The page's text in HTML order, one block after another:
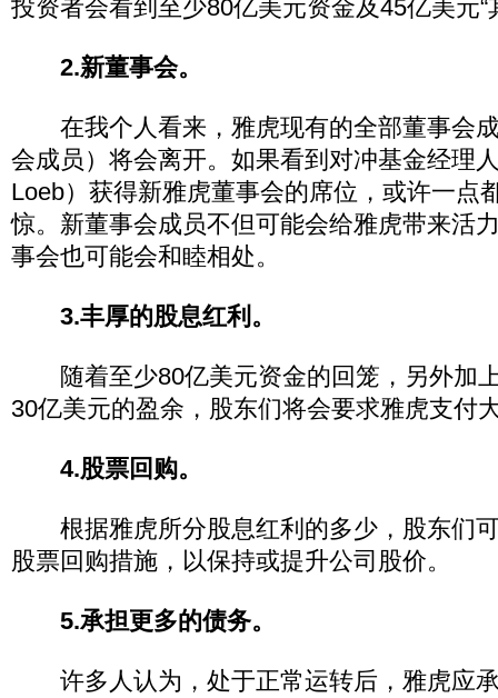
投资者会看到至少80亿美元资金及45亿美元“
2.新董事会。
在我个人看来，雅虎现有的全部董事会
会成员）将会离开。如果看到对冲基金经理
Loeb）获得新雅虎董事会的席位，或许一点
惊。新董事会成员不但可能会给雅虎带来活
事会也可能会和睦相处。
3.丰厚的股息红利。
随着至少80亿美元资金的回笼，另外加
30亿美元的盈余，股东们将会要求雅虎支付
4.股票回购。
根据雅虎所分股息红利的多少，股东们
股票回购措施，以保持或提升公司股价。
5.承担更多的债务。
许多人认为，处于正常运转后，雅虎应